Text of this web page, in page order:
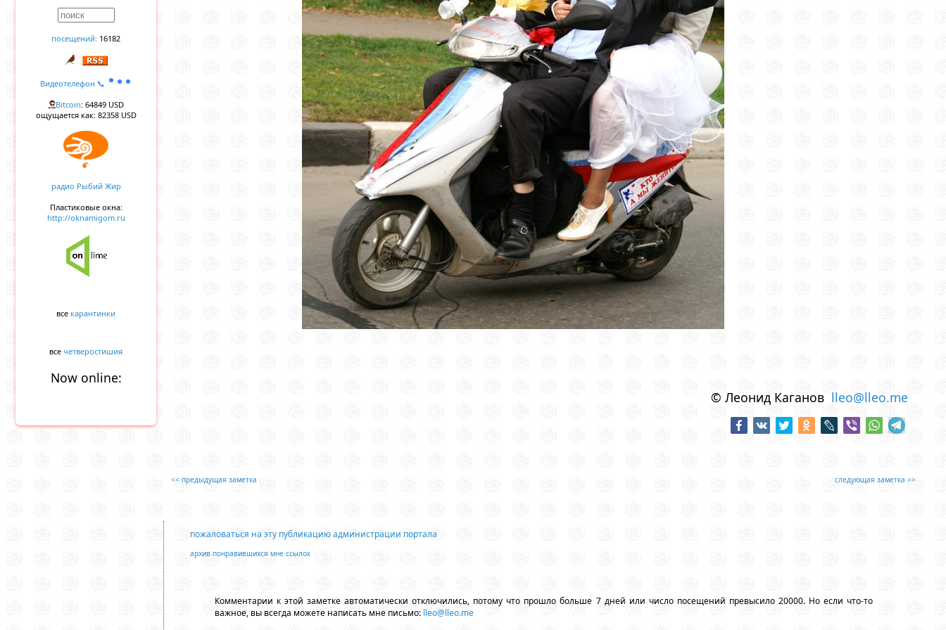
посещений: 16182
Видеотелефон 📞
Bitcoin: 64849 USD
ощущается как: 82358 USD
радио Рыбий Жир
Пластиковые окна:
http://oknamigom.ru
все карантинки
все четверостишия
Now online:
© Леонид Каганов lleo@lleo.me
<< предыдущая заметка следующая заметка >>
пожаловаться на эту публикацию администрации портала
архив понравившихся мне ссылок
Комментарии к этой заметке автоматически отключились, потому что прошло больше 7 дней или число посещений превысило 20000. Но если что-то
важное, вы всегда можете написать мне письмо: lleo@lleo.me